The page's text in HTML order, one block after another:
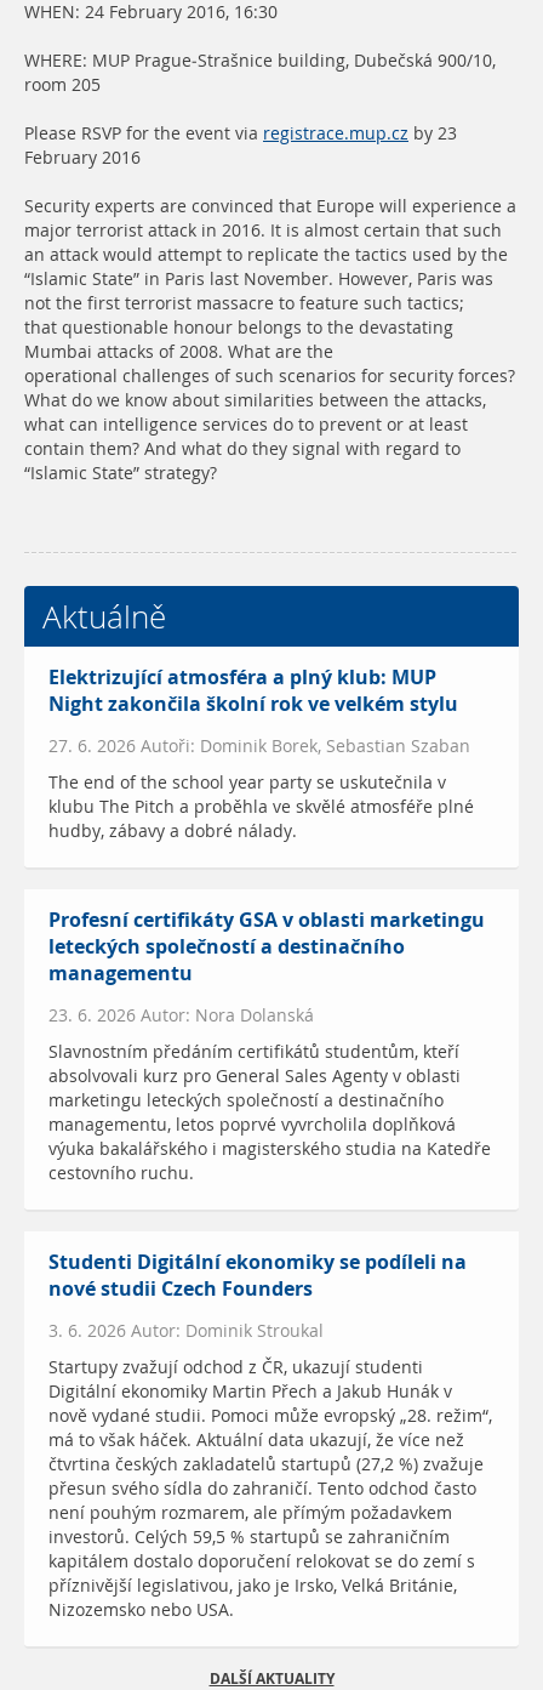
WHEN: 24 February 2016, 16:30
WHERE: MUP Prague-Strašnice building, Dubečská 900/10,
room 205
Please RSVP for the event via registrace.mup.cz by 23
February 2016
Security experts are convinced that Europe will experience a
major terrorist attack in 2016. It is almost certain that such
an attack would attempt to replicate the tactics used by the
“Islamic State” in Paris last November. However, Paris was
not the first terrorist massacre to feature such tactics;
that questionable honour belongs to the devastating
Mumbai attacks of 2008. What are the
operational challenges of such scenarios for security forces?
What do we know about similarities between the attacks,
what can intelligence services do to prevent or at least
contain them? And what do they signal with regard to
“Islamic State” strategy?
Aktuálně
Elektrizující atmosféra a plný klub: MUP
Night zakončila školní rok ve velkém stylu
27. 6. 2026 Autoři: Dominik Borek, Sebastian Szaban
The end of the school year party se uskutečnila v
klubu The Pitch a proběhla ve skvělé atmosféře plné
hudby, zábavy a dobré nálady.
Profesní certifikáty GSA v oblasti marketingu
leteckých společností a destinačního
managementu
23. 6. 2026 Autor: Nora Dolanská
Slavnostním předáním certifikátů studentům, kteří
absolvovali kurz pro General Sales Agenty v oblasti
marketingu leteckých společností a destinačního
managementu, letos poprvé vyvrcholila doplňková
výuka bakalářského i magisterského studia na Katedře
cestovního ruchu.
Studenti Digitální ekonomiky se podíleli na
nové studii Czech Founders
3. 6. 2026 Autor: Dominik Stroukal
Startupy zvažují odchod z ČR, ukazují studenti
Digitální ekonomiky Martin Přech a Jakub Hunák v
nově vydané studii. Pomoci může evropský „28. režim“,
má to však háček. Aktuální data ukazují, že více než
čtvrtina českých zakladatelů startupů (27,2 %) zvažuje
přesun svého sídla do zahraničí. Tento odchod často
není pouhým rozmarem, ale přímým požadavkem
investorů. Celých 59,5 % startupů se zahraničním
kapitálem dostalo doporučení relokovat se do zemí s
příznivější legislativou, jako je Irsko, Velká Británie,
Nizozemsko nebo USA.
DALŠÍ AKTUALITY